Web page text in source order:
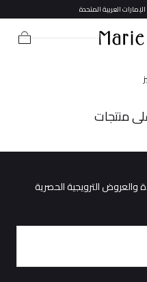
العربية المتحدة
منتجات
الترويجية الحصرية